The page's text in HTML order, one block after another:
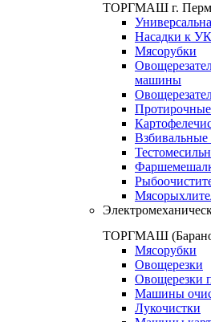
ТОРГМАШ г.
Насадки к
Мясорубки
машины
ТОРГМАШ
Мясорубки
Овощерезки
Овощерезки
Машины
Лукочистки